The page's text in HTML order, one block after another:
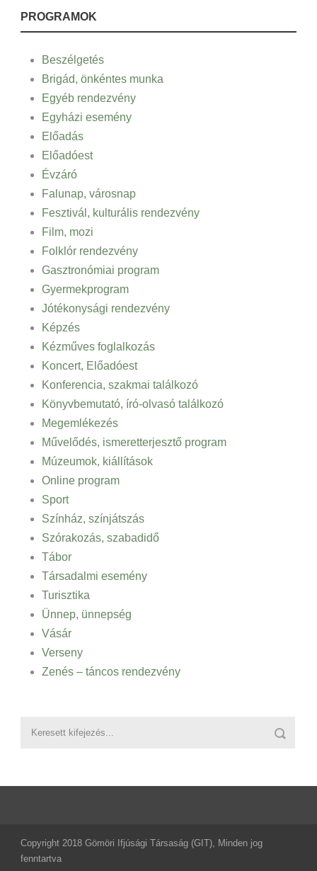
PROGRAMOK
Beszélgetés
Brigád, önkéntes munka
Egyéb rendezvény
Egyházi esemény
Előadás
Előadóest
Évzáró
Falunap, városnap
Fesztivál, kulturális rendezvény
Film, mozi
Folklór rendezvény
Gasztronómiai program
Gyermekprogram
Jótékonysági rendezvény
Képzés
Kézműves foglalkozás
Koncert, Előadóest
Konferencia, szakmai találkozó
Könyvbemutató, író-olvasó találkozó
Megemlékezés
Művelődés, ismeretterjesztő program
Múzeumok, kiállítások
Online program
Sport
Színház, színjátszás
Szórakozás, szabadidő
Tábor
Társadalmi esemény
Turisztika
Ünnep, ünnepség
Vásár
Verseny
Zenés – táncos rendezvény
Copyright 2018 Gömöri Ifjúsági Társaság (GIT), Minden jog
fenntartva